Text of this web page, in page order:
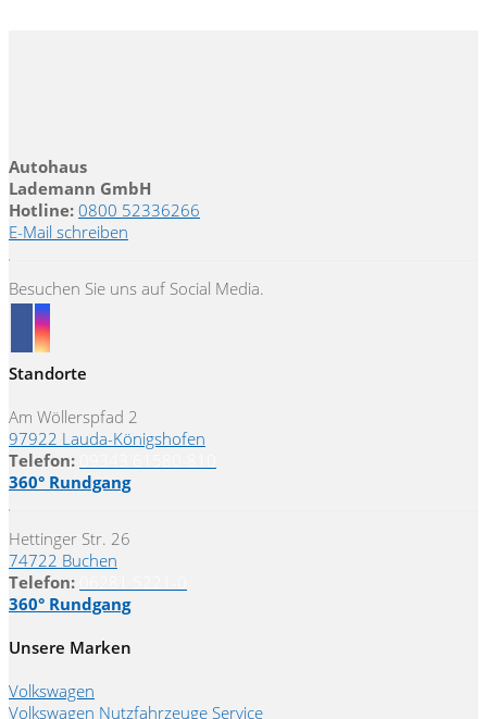
Autohaus
Lademann GmbH
Hotline: 0800 52336266
E-Mail schreiben
Besuchen Sie uns auf Social Media.
Standorte
Am Wöllerspfad 2
97922 Lauda-Königshofen
Telefon:
360° Rundgang
Hettinger Str. 26
74722 Buchen
Telefon:
360° Rundgang
Unsere Marken
Volkswagen
Volkswagen Nutzfahrzeuge Service